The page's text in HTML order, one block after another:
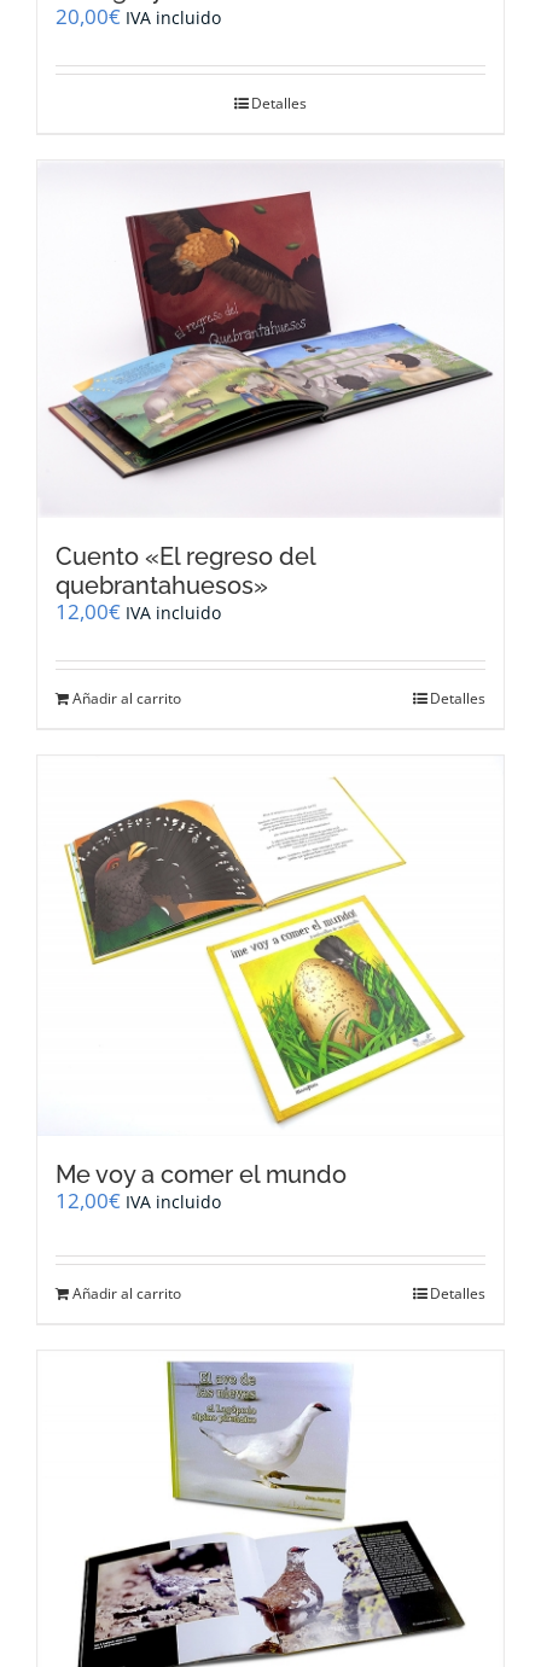
20,00€ IVA incluido
Detalles
Cuento «El regreso del
quebrantahuesos»
12,00€ IVA incluido
Añadir al carrito Detalles
Me voy a comer el mundo
12,00€ IVA incluido
Añadir al carrito Detalles